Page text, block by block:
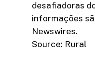
desafiadoras
informações
Newswires.
Source: Rural